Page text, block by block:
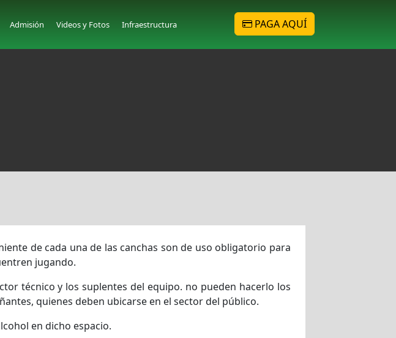
Admisión Videos y Fotos Infraestructura PAGA AQUÍ
de cada una de las canchas son de uso obligatorio para
jugando.
técnico y los suplentes del equipo. no pueden hacerlo los
quienes deben ubicarse en el sector del público.
en dicho espacio.